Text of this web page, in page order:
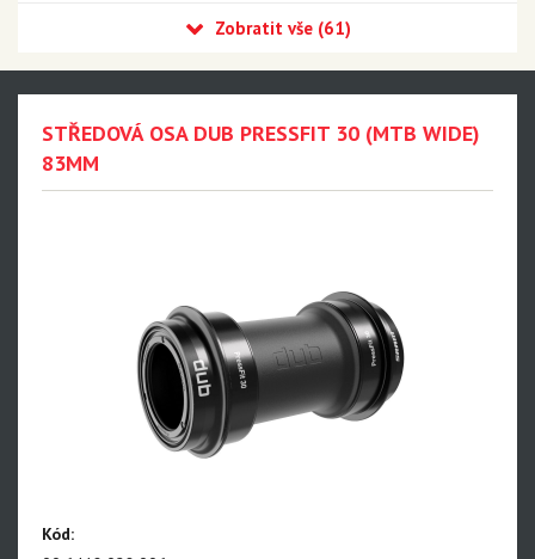
Eagle 90 Transmission
Eagle 70 Transmission
Eagle S500 - NEW!!!
Eagle S200 - NEW!!!
X01 Eagle AXS
GX Eagle AXS
STŘEDOVÁ OSA DUB PRESSFIT 30 (MTB WIDE)
83MM
Kód: